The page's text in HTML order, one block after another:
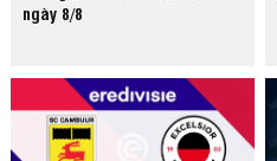
ngày 8/8